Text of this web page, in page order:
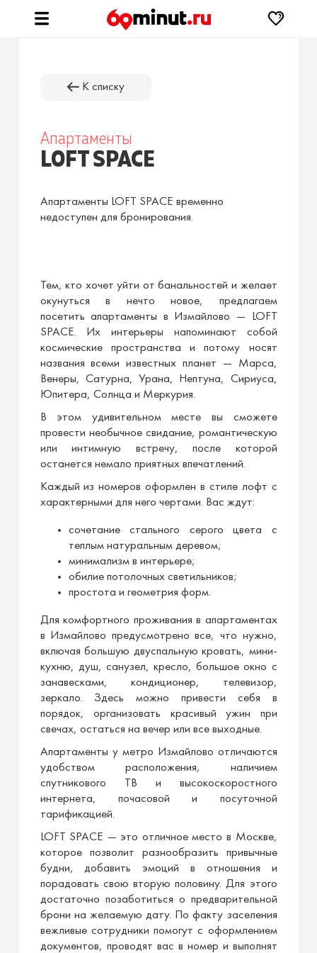
К списку
Апартаменты
LOFT SPACE
Апартаменты LOFT SPACE временно
недоступен для бронирования.
Тем, кто хочет уйти от банальностей и желает
окунуться в нечто новое, предлагаем
посетить апартаменты в Измайлово — LOFT
SPACE. Их интерьеры напоминают собой
космические пространства и потому носят
названия всеми известных планет — Марса,
Венеры, Сатурна, Урана, Нептуна, Сириуса,
Юпитера, Солнца и Меркурия.
В этом удивительном месте вы сможете
провести необычное свидание, романтическую
или интимную встречу, после которой
останется немало приятных впечатлений.
Каждый из номеров оформлен в стиле лофт с
характерными для него чертами. Вас ждут:
сочетание стального серого цвета с
теплым натуральным деревом;
минимализм в интерьере;
обилие потолочных светильников;
простота и геометрия форм.
Для комфортного проживания в апартаментах
в Измайлово предусмотрено все, что нужно,
включая большую двуспальную кровать, мини-
кухню, душ, санузел, кресло, большое окно с
занавесками, кондиционер, телевизор,
зеркало. Здесь можно привести себя в
порядок, организовать красивый ужин при
свечах, остаться на вечер или все выходные.
Апартаменты у метро Измайлово отличаются
удобством расположения, наличием
спутникового ТВ и высокоскоростного
интернета, почасовой и посуточной
тарификацией.
LOFT SPACE — это отличное место в Москве,
которое позволит разнообразить привычные
будни, добавить эмоций в отношения и
порадовать свою вторую половину. Для этого
достаточно позаботиться о предварительной
брони на желаемую дату. По факту заселения
вежливые сотрудники помогут с оформлением
документов, проводят вас в номер и выполнят